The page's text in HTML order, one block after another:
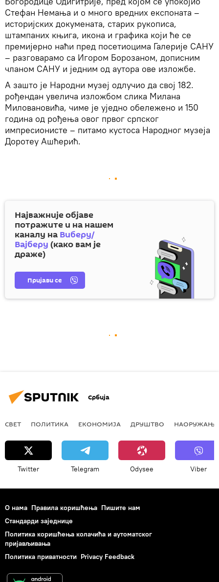
Стефан Немања и о много вредних експоната –
историјских докумената, старих рукописа,
штампаних књига, икона и графика који ће се
премијерно наћи пред посетиоцима Галерије САНУ
– разговарамо са Игором Борозаном, дописним
чланом САНУ и једним од аутора ове изложбе.
А зашто је Народни музеј одлучио да свој 182.
рођендан увелича изложбом слика Милана
Миловановића, чиме је уједно обележено и 150
година од рођења овог првог српског
импресионисте – питамо кустоса Народног музеја
Доротеу Ашћерић.
Најважније објаве
потражите и на нашем
каналу на Виберу/
Вајберу (како вам је
драже)
Пријави се
Србија
СВЕТ ПОЛИТИКА ЕКОНОМИЈА ДРУШТВО НАОРУЖАЊЕ
Twitter Telegram Odysee Viber
О нама Правила коришћења Пишите нам
Стандарди заједнице
Политика коришћења колачића и аутоматског
пријављивања
Политика приватности Privacy Feedback